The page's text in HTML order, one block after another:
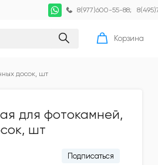
8(977)600-55-88;
Корзина
досок, шт
для фотокамней,
шт
Подписаться